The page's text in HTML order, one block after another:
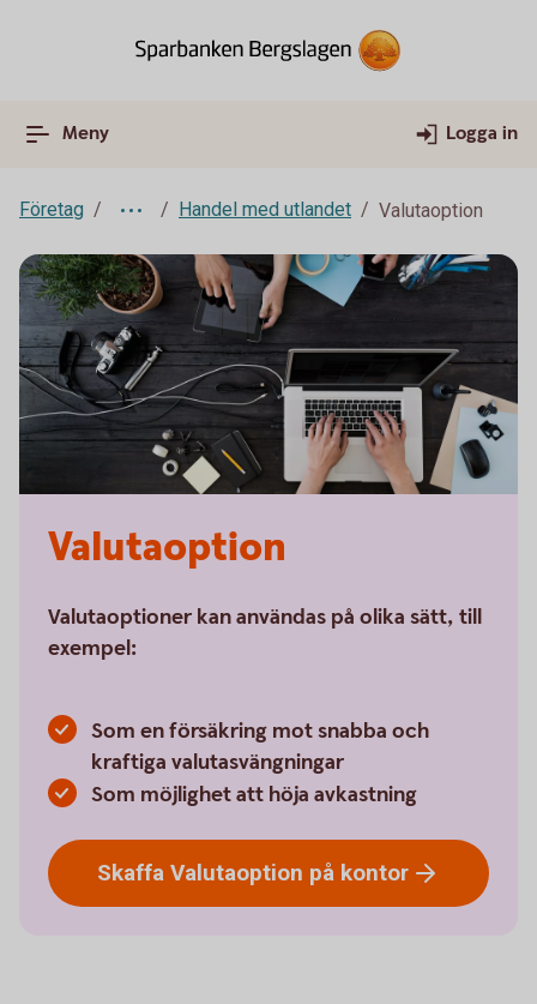
Meny Logga in
Företag Handel med utlandet Valutaoption
Valutaoption
Valutaoptioner kan användas på olika sätt, till
exempel:
Som en försäkring mot snabba och
kraftiga valutasvängningar
Som möjlighet att höja avkastning
Skaffa Valutaoption på kontor